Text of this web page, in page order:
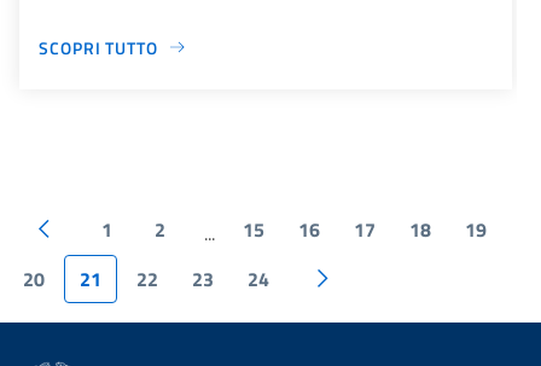
SCOPRI TUTTO
1 2 ... 15 16 17 18
19
20
21 22 23 24